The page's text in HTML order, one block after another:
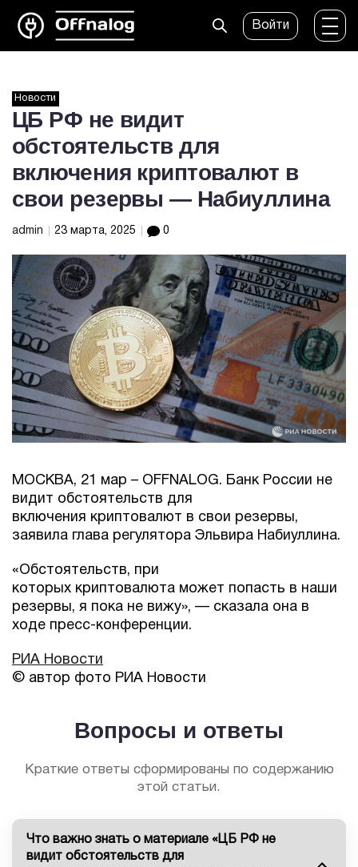
Войти
Новости
ЦБ РФ не видит
обстоятельств для
включения криптовалют в
свои резервы — Набиуллина
admin 23 марта, 2025 0
МОСКВА, 21 мар – OFFNALOG. Банк России не
видит обстоятельств для
включения криптовалют в свои резервы,
заявила глава регулятора Эльвира Набиуллина.
«Обстоятельств, при
которых криптовалюта может попасть в наши
резервы, я пока не вижу», — сказала она в
ходе пресс-конференции.
РИА Новости
© автор фото РИА Новости
Вопросы и ответы
Краткие ответы сформированы по содержанию
этой статьи.
Что важно знать о материале «ЦБ РФ не
видит обстоятельств для